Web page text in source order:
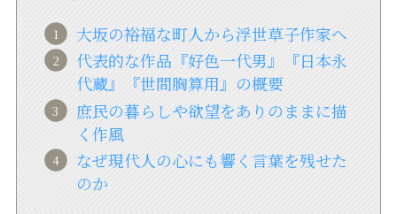
大坂の裕福な町人から浮世草子作家へ
代表的な作品『好色一代男』『日本永
代蔵』『世間胸算用』の概要
庶民の暮らしや欲望をありのままに描
く作風
なぜ現代人の心にも響く言葉を残せた
のか